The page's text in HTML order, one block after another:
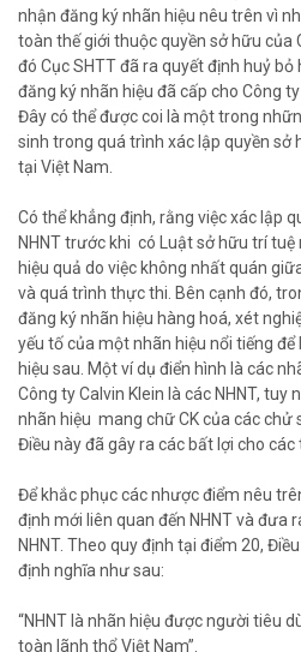
nhận đăng ký nhãn hiệu nêu trên vì
toàn thế giới thuộc quyền sở hữu của
đó Cục SHTT đã ra quyết định huỷ
đăng ký nhãn hiệu đã cấp cho Công
Đây có thể được coi là một trong
sinh trong quá trình xác lập quyền sở
tại Việt Nam.
Có thể khẳng định, rằng việc xác lập
NHNT trước khi có Luật sở hữu trí
hiệu quả do việc không nhất quán
và quá trình thực thi. Bên cạnh đó,
đăng ký nhãn hiệu hàng hoá, xét
yếu tố của một nhãn hiệu nổi tiếng
hiệu sau. Một ví dụ điển hình là các
Công ty Calvin Klein là các NHNT, tuy
nhãn hiệu mang chữ CK của các chử
Điều này đã gây ra các bất lợi cho các
Để khắc phục các nhược điểm nêu
định mới liên quan đến NHNT và đưa
NHNT. Theo quy định tại điểm 20,
định nghĩa như sau:
“NHNT là nhãn hiệu được người tiêu
toàn lãnh thổ Việt Nam”.